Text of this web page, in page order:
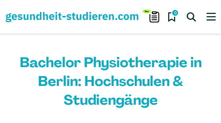
0
Bachelor Physiotherapie in
Berlin: Hochschulen &
Studiengänge